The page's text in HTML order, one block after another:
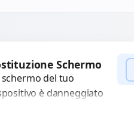
Schermo
schermo del tuo
è danneggiato